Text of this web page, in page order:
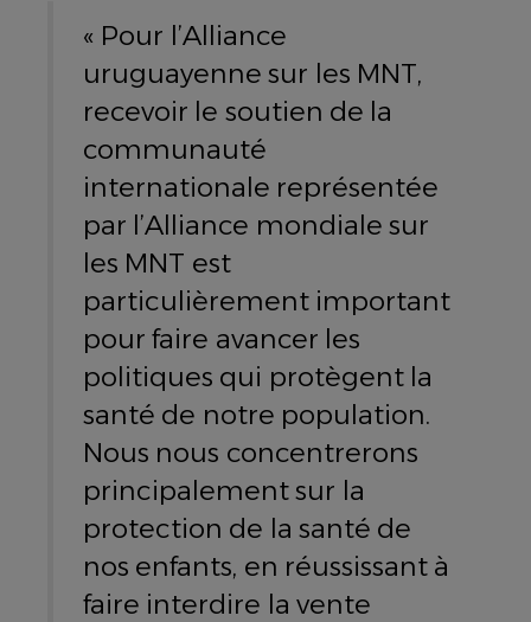
« Pour l’Alliance
uruguayenne sur les MNT,
recevoir le soutien de la
communauté
internationale représentée
par l’Alliance mondiale sur
les MNT est
particulièrement important
pour faire avancer les
politiques qui protègent la
santé de notre population.
Nous nous concentrerons
principalement sur la
protection de la santé de
nos enfants, en réussissant à
faire interdire la vente